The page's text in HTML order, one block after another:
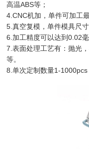
高温ABS等；
4.CNC机加，单件可加工
5.真空复模，单件模具尺寸
6.加工精度可以达到0.02
7.表面处理工艺有：抛光
等。
8.单次定制数量1-1000pcs